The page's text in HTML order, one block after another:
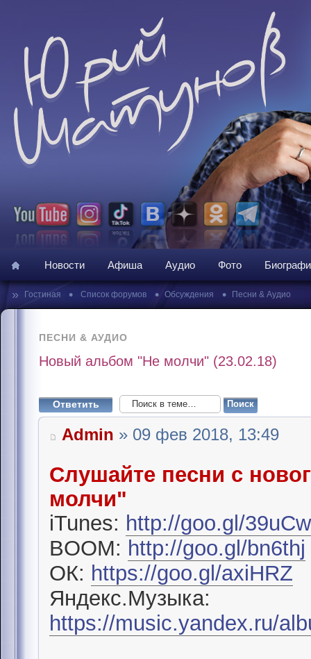
Новости Афиша Аудио Фото
» Гостиная • Список форумов • Обсуждения • Песни & Аудио
ПЕСНИ & АУДИО
Новый альбом "Не молчи" (23.02.18)
Ответить
Admin » 09 фев 2018, 13:49
Слушайте песни с
молчи"
iTunes: http://goo.gl/
BOOM: http://goo.gl/bn6thj
ОК: https://goo.gl/axiHRZ
Яндекс.Музыка:
https://music.yandex.ru/